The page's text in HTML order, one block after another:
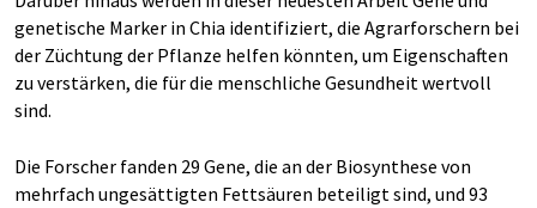
genetische Marker in Chia identifiziert, die Agrarforschern bei
der Züchtung der Pflanze helfen könnten, um Eigenschaften
zu verstärken, die für die menschliche Gesundheit wertvoll
sind.
Die Forscher fanden 29 Gene, die an der Biosynthese von
mehrfach ungesättigten Fettsäuren beteiligt sind, und 93